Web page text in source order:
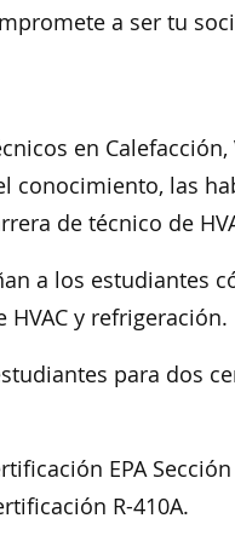
a ser tu
en
conocimiento, las
de técnico de
a los
y refrigeración.
para dos
EPA
R-410A.